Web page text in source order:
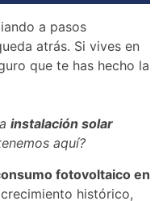
a pasos
atrás. Si vives en
que te has hecho la
instalación solar
aquí?
fotovoltaico en
histórico,